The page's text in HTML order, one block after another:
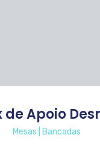
de Apoio
Mesas | Bancadas